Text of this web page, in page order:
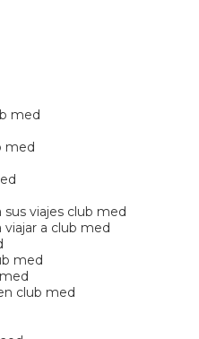
med
med
viajes club med
viajar a club med
med
club med